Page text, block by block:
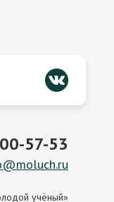
57-53
учёный»